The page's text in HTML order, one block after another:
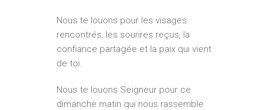
Nous te louons pour les visages
rencontrés, les sourires reçus, la
confiance partagée et la paix qui vient
de toi.
Nous te louons Seigneur pour ce
dimanche matin qui nous rassemble